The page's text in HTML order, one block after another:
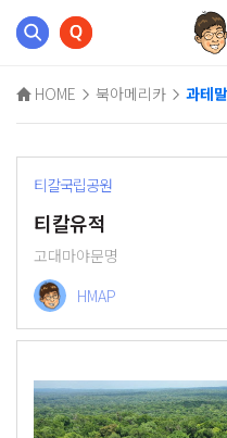
HOME 북아메리카 과테
티칼국립공원
티칼유적
고대마야문명
HMAP